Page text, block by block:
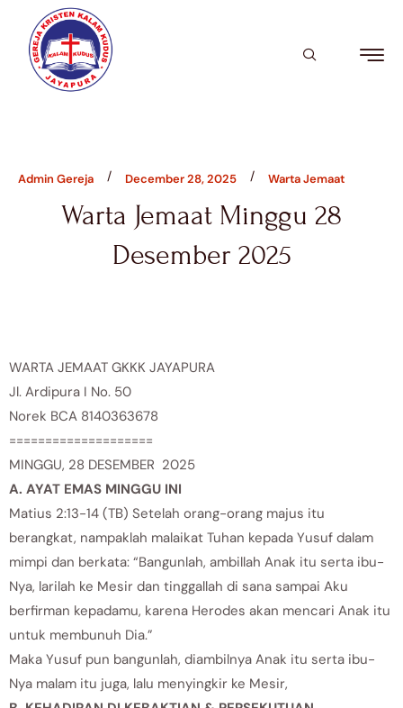
Admin Gereja / December 28, 2025 / Warta Jemaat
Warta Jemaat Minggu 28
Desember 2025
WARTA JEMAAT GKKK JAYAPURA
Jl. Ardipura I No. 50
Norek BCA 8140363678
====================
MINGGU, 28 DESEMBER 2025
A. AYAT EMAS MINGGU INI
Matius 2:13-14 (TB) Setelah orang-orang majus itu
berangkat, nampaklah malaikat Tuhan kepada Yusuf dalam
mimpi dan berkata: “Bangunlah, ambillah Anak itu serta ibu-
Nya, larilah ke Mesir dan tinggallah di sana sampai Aku
berfirman kepadamu, karena Herodes akan mencari Anak itu
untuk membunuh Dia.”
Maka Yusuf pun bangunlah, diambilnya Anak itu serta ibu-
Nya malam itu juga, lalu menyingkir ke Mesir,